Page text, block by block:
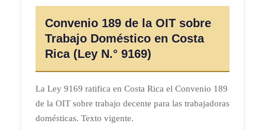
Convenio 189 de la OIT sobre
Trabajo Doméstico en Costa
Rica (Ley N.° 9169)
La Ley 9169 ratifica en Costa Rica el Convenio 189
de la OIT sobre trabajo decente para las trabajadoras
domésticas. Texto vigente.